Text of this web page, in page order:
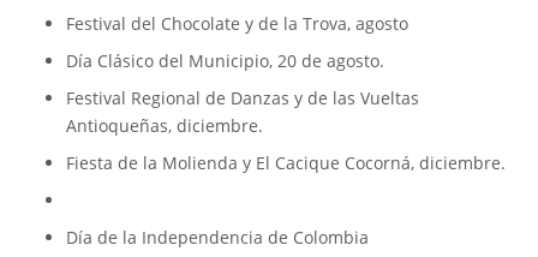
Festival del Chocolate y de la Trova, agosto
Día Clásico del Municipio, 20 de agosto.
Festival Regional de Danzas y de las Vueltas
Antioqueñas, diciembre.
Fiesta de la Molienda y El Cacique Cocorná, diciembre.
Día de la Independencia de Colombia